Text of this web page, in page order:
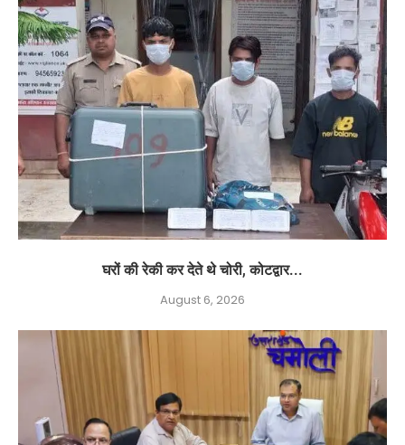
घरों की रेकी कर देते थे चोरी, कोटद्वार...
August 6, 2026